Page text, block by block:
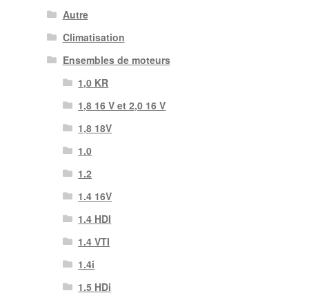
Autre
Climatisation
Ensembles de moteurs
1,0 KR
1,8 16 V et 2,0 16 V
1,8 18V
1.0
1.2
1.4 16V
1.4 HDI
1.4 VTI
1.4i
1.5 HDi